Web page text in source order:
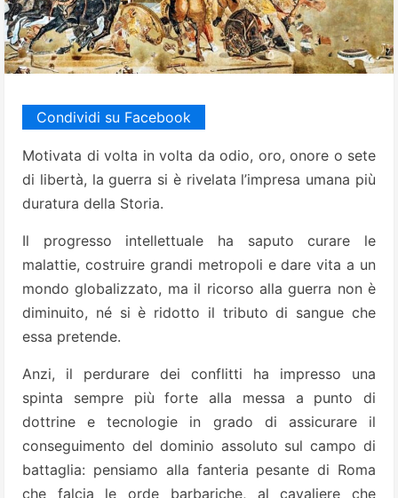
Condividi su Facebook
Motivata di volta in volta da odio, oro, onore o sete
di libertà, la guerra si è rivelata l’impresa umana più
duratura della Storia.
Il progresso intellettuale ha saputo curare le
malattie, costruire grandi metropoli e dare vita a un
mondo globalizzato, ma il ricorso alla guerra non è
diminuito, né si è ridotto il tributo di sangue che
essa pretende.
Anzi, il perdurare dei conflitti ha impresso una
spinta sempre più forte alla messa a punto di
dottrine e tecnologie in grado di assicurare il
conseguimento del dominio assoluto sul campo di
battaglia: pensiamo alla fanteria pesante di Roma
che falcia le orde barbariche, al cavaliere che